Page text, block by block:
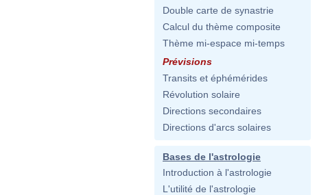
Double carte de synastrie
Calcul du thème composite
Thème mi-espace mi-temps
Prévisions
Transits et éphémérides
Révolution solaire
Directions secondaires
Directions d'arcs solaires
Bases de l'astrologie
Introduction à l'astrologie
L'utilité de l'astrologie